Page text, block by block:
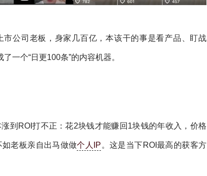
市公司老板，身家几百亿，本该干的事是看产品、盯战
一个“日更100条”的内容机器。
到ROI打不正：花2块钱才能赚回1块钱的年收入，价格
老板亲自出马做做个人IP 。这是当下ROI最高的获客方